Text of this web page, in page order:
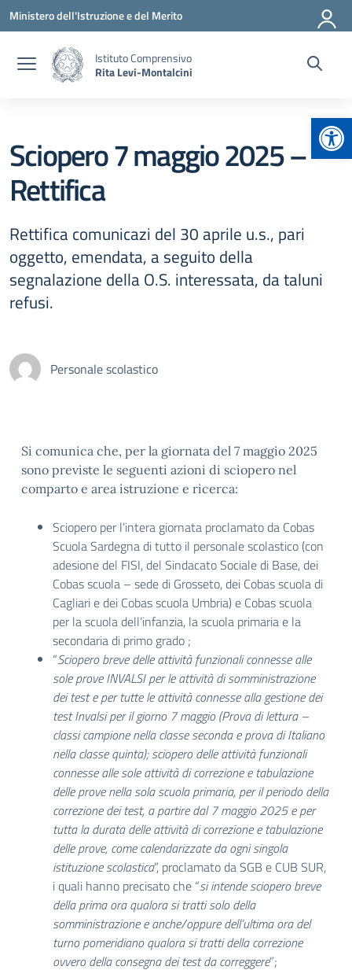
Vai ai contenuti
Vai al menu di navigazione
Vai al footer
Ministero dell'Istruzione e del Merito
Istituto Comprensivo
Rita Levi-Montalcini
Sciopero 7 maggio 2025 –
Rettifica
Rettifica comunicazi del 30 aprile u.s., pari
oggetto, emendata, a seguito della
segnalazione della O.S. interessata, da taluni
refusi.
Personale scolastico
Si comunica che, per la giornata del 7 maggio 2025
sono previste le seguenti azioni di sciopero nel
comparto e area istruzione e ricerca:
Sciopero per l’intera giornata proclamato da Cobas
Scuola Sardegna di tutto il personale scolastico (con
adesione del FISI, del Sindacato Sociale di Base, dei
Cobas scuola – sede di Grosseto, dei Cobas scuola di
Cagliari e dei Cobas scuola Umbria) e Cobas scuola
per la scuola dell’infanzia, la scuola primaria e la
secondaria di primo grado ;
“Sciopero breve delle attività funzionali connesse alle
sole prove INVALSI per le attività di somministrazione
dei test e per tutte le attività connesse alla gestione dei
test Invalsi per il giorno 7 maggio (Prova di lettura –
classi campione nella classe seconda e prova di Italiano
nella classe quinta); sciopero delle attività funzionali
connesse alle sole attività di correzione e tabulazione
delle prove nella sola scuola primaria, per il periodo della
correzione dei test, a partire dal 7 maggio 2025 e per
tutta la durata delle attività di correzione e tabulazione
delle prove, come calendarizzate da ogni singola
istituzione scolastica”, proclamato da SGB e CUB SUR,
i quali hanno precisato che “si intende sciopero breve
della prima ora qualora si tratti solo della
somministrazione e anche/oppure dell’ultima ora del
turno pomeridiano qualora si tratti della correzione
ovvero della consegna dei test da correggere”;